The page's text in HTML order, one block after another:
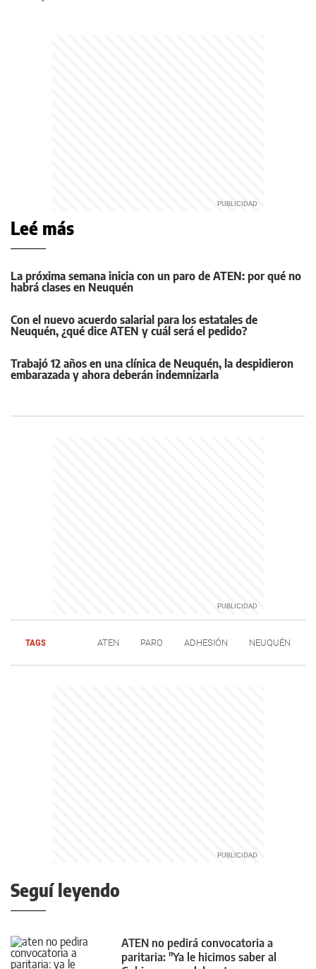
Leé más
La próxima semana inicia con un paro de ATEN: por qué no
habrá clases en Neuquén
Con el nuevo acuerdo salarial para los estatales de
Neuquén, ¿qué dice ATEN y cuál será el pedido?
Trabajó 12 años en una clínica de Neuquén, la despidieron
embarazada y ahora deberán indemnizarla
TAGS ATEN PARO ADHESIÓN NEUQUÉN
Seguí leyendo
ATEN no pedirá convocatoria a
paritaria: "Ya le hicimos saber al